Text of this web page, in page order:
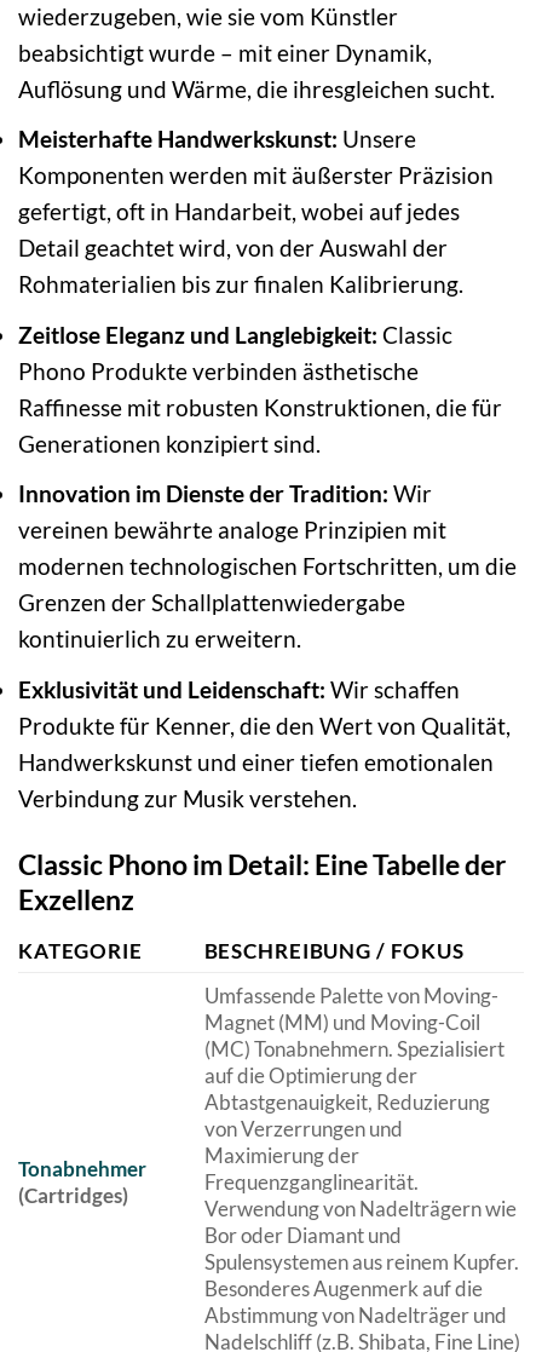
wiederzugeben, wie sie vom Künstler
beabsichtigt wurde – mit einer Dynamik,
Auflösung und Wärme, die ihresgleichen sucht.
Meisterhafte Handwerkskunst: Unsere
Komponenten werden mit äußerster Präzision
gefertigt, oft in Handarbeit, wobei auf jedes
Detail geachtet wird, von der Auswahl der
Rohmaterialien bis zur finalen Kalibrierung.
Zeitlose Eleganz und Langlebigkeit: Classic
Phono Produkte verbinden ästhetische
Raffinesse mit robusten Konstruktionen, die für
Generationen konzipiert sind.
Innovation im Dienste der Tradition: Wir
vereinen bewährte analoge Prinzipien mit
modernen technologischen Fortschritten, um die
Grenzen der Schallplattenwiedergabe
kontinuierlich zu erweitern.
Exklusivität und Leidenschaft: Wir schaffen
Produkte für Kenner, die den Wert von Qualität,
Handwerkskunst und einer tiefen emotionalen
Verbindung zur Musik verstehen.
Classic Phono im Detail: Eine Tabelle der
Exzellenz
KATEGORIE BESCHREIBUNG / FOKUS
Tonabnehmer
(Cartridges)
Umfassende Palette von Moving-
Magnet (MM) und Moving-Coil
(MC) Tonabnehmern. Spezialisiert
auf die Optimierung der
Abtastgenauigkeit, Reduzierung
von Verzerrungen und
Maximierung der
Frequenzganglinearität.
Verwendung von Nadelträgern wie
Bor oder Diamant und
Spulensystemen aus reinem Kupfer.
Besonderes Augenmerk auf die
Abstimmung von Nadelträger und
Nadelschliff (z.B. Shibata, Fine Line)